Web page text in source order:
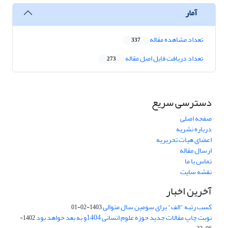
آمار
تعداد مشاهده مقاله 337
تعداد دریافت فایل اصل مقاله 273
دسترسی سریع
صفحه اصلی
درباره نشریه
اعضای هیات تحریریه
ارسال مقاله
تماس با ما
نقشه سایت
آخرین اخبار
کسب رتبه "الف" برای سومین سال متوالی1403-02-01
نوبت چاپ مقالات جدید حوزه علوم انسانی 1404و به بعد خواهد بود
1402-